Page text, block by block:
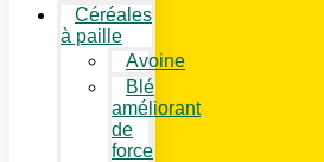
Céréales
à paille
Avoine
Blé
améliorant
de
force